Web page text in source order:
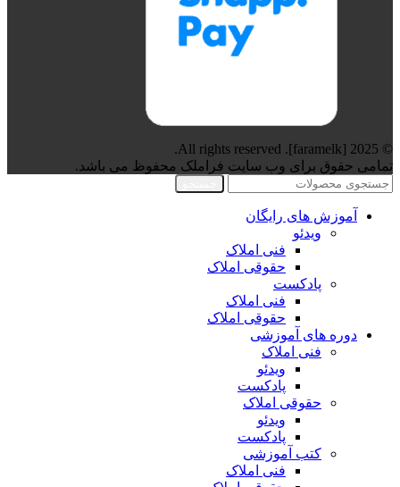
© 2025 [faramelk]. All rights reserved.
تمامی حقوق برای وب سایت فراملک محفوظ می باشد.
آموزش های رایگان
ویدئو
فنی املاک
حقوقی املاک
پادکست
فنی املاک
حقوقی املاک
دوره های آموزشی
فنی املاک
ویدئو
پادکست
حقوقی املاک
ویدئو
پادکست
کتب آموزشی
فنی املاک